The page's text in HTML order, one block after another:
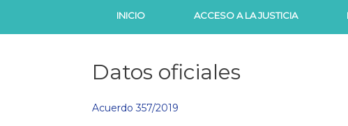
INICIO ACCESO A LA JUSTICIA
Datos oficiales
Acuerdo 357/2019